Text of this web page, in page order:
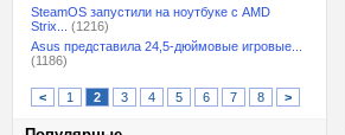
SteamOS запустили на ноутбуке с AMD
Strix...
(1216)
Asus представила 24,5-дюймовые игровые...
(1186)
< 1 2 3 4 5 6 7 8 >